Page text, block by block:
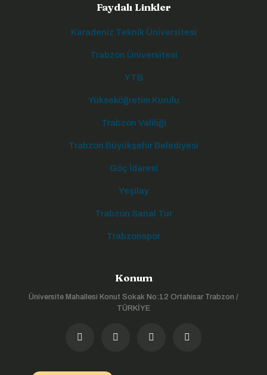
Faydalı Linkler
Karadeniz Teknik Üniversitesi
Trabzon Üniversitesi
YTB
Yükseköğretim Kurulu
Trabzon Valiliği
Trabzon Büyükşehir Belediyesi
Göç İdaresi
Yeşilay
Trabzon Sanal Tur
Trabzonspor
Konum
Üniversite Mahallesi Konut Sokak No:12 Ortahisar Trabzon /
TÜRKİYE